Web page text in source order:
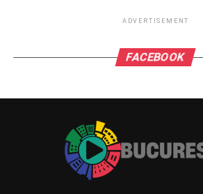
ADVERTISEMENT
FACEBOOK